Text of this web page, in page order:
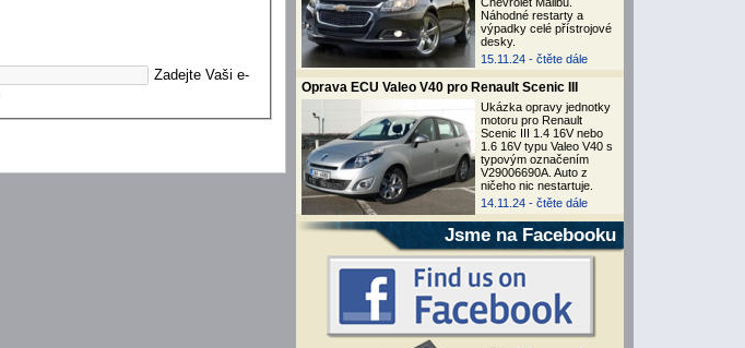
Náhodné restarty a
výpadky celé přístrojové
desky.
15.11.24 - čtěte dále
Oprava ECU Valeo V40 pro Renault Scenic III
Ukázka opravy jednotky
motoru pro Renault
Scenic III 1.4 16V nebo
1.6 16V typu Valeo V40 s
typovým označením
V29006690A. Auto z
ničeho nic nestartuje.
14.11.24 - čtěte dále
Jsme na Facebooku
Zadejte Vaši e-